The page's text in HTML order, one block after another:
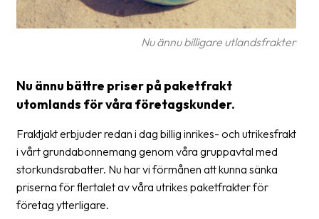
declarations
Pickups
Downloads
scanner
Nu ännu billigare utlandsfrakter
Nu ännu bättre priser på paketfrakt
utomlands för våra företagskunder.
Fraktjakt erbjuder redan i dag billig inrikes- och utrikesfrakt
i vårt grundabonnemang genom våra gruppavtal med
storkundsrabatter. Nu har vi förmånen att kunna sänka
priserna för flertalet av våra utrikes paketfrakter för
företag ytterligare.